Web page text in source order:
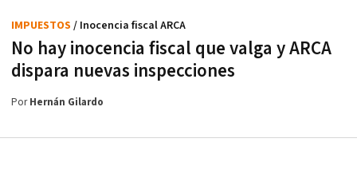
No hay inocencia fiscal que valga y ARCA
dispara nuevas inspecciones
IMPUESTOS / Inocencia fiscal ARCA
PorHernán Gilardo